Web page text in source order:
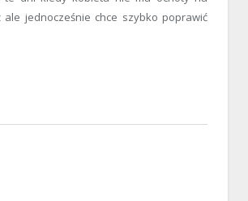
ale jednocześnie chce szybko poprawić